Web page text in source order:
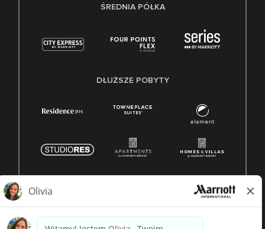
ŚREDNIA PÓŁKA
DŁUŻSZE POBYTY